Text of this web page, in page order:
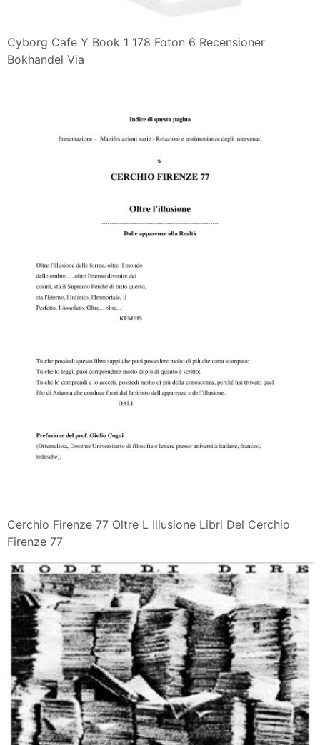
Cyborg Cafe Y Book 1 178 Foton 6 Recensioner
Bokhandel Via
Cerchio Firenze 77 Oltre L Illusione Libri Del Cerchio
Firenze 77